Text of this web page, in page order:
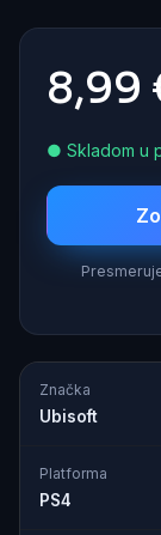
8,99
● Skladom u
Značka
Ubisoft
Platforma
PS4